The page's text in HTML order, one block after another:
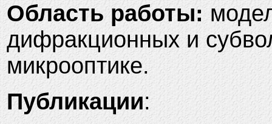
Область работы:
дифракционных и
микрооптике.
Публикации: